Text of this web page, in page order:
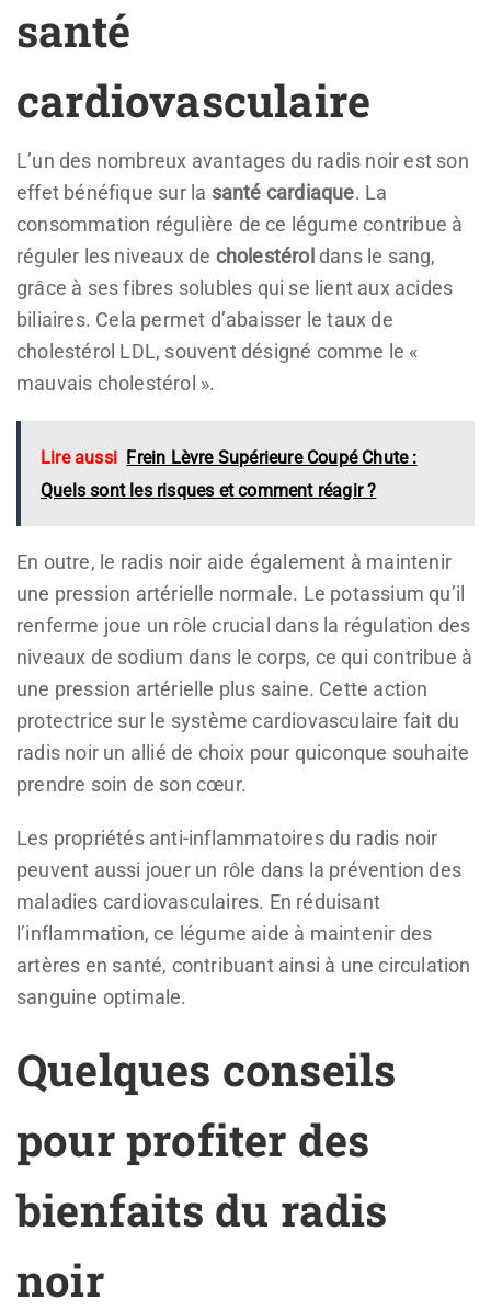
santé
cardiovasculaire
L’un des nombreux avantages du radis noir est son
effet bénéfique sur la santé cardiaque. La
consommation régulière de ce légume contribue à
réguler les niveaux de cholestérol dans le sang,
grâce à ses fibres solubles qui se lient aux acides
biliaires. Cela permet d’abaisser le taux de
cholestérol LDL, souvent désigné comme le «
mauvais cholestérol ».
Lire aussi Frein Lèvre Supérieure Coupé Chute :
Quels sont les risques et comment réagir ?
En outre, le radis noir aide également à maintenir
une pression artérielle normale. Le potassium qu’il
renferme joue un rôle crucial dans la régulation des
niveaux de sodium dans le corps, ce qui contribue à
une pression artérielle plus saine. Cette action
protectrice sur le système cardiovasculaire fait du
radis noir un allié de choix pour quiconque souhaite
prendre soin de son cœur.
Les propriétés anti-inflammatoires du radis noir
peuvent aussi jouer un rôle dans la prévention des
maladies cardiovasculaires. En réduisant
l’inflammation, ce légume aide à maintenir des
artères en santé, contribuant ainsi à une circulation
sanguine optimale.
Quelques conseils
pour profiter des
bienfaits du radis
noir